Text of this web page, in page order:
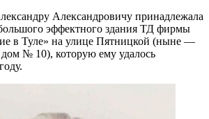
Александровичу принадлежала
эффектного здания ТД фирмы
в Туле» на улице Пятницкой (ныне —
№ 10), которую ему удалось